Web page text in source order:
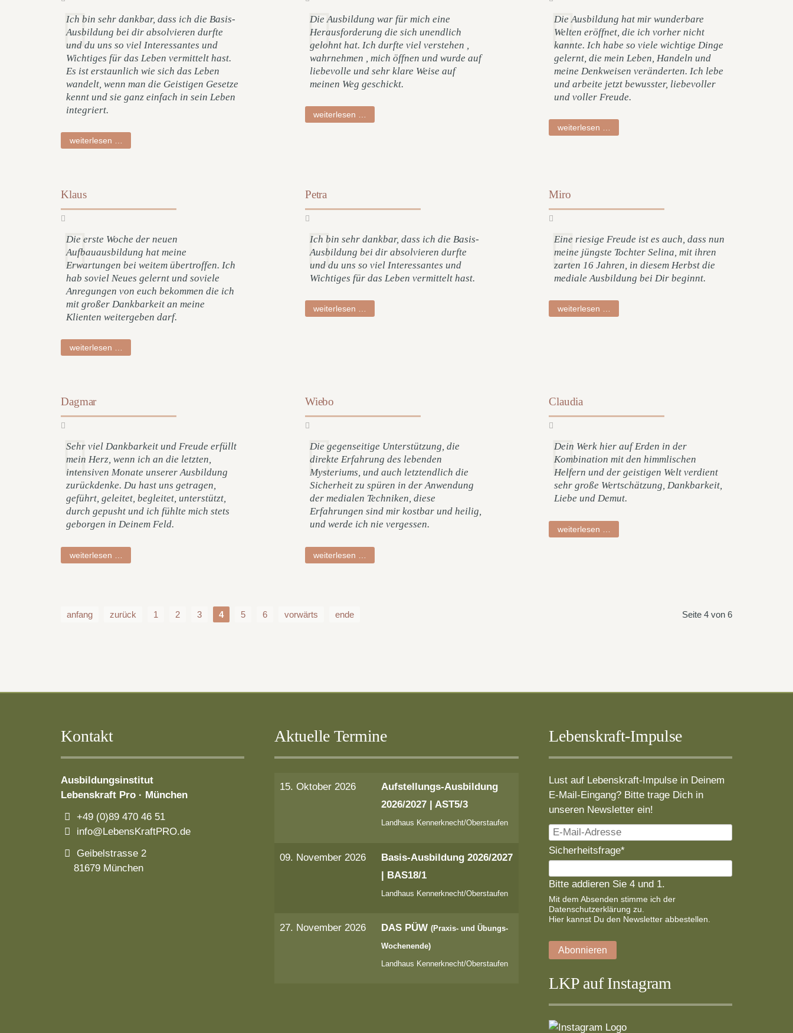
Ich bin sehr dankbar, dass ich die Basis-
Ausbildung bei dir absolvieren durfte
und du uns so viel Interessantes und
Wichtiges für das Leben vermittelt hast.
Es ist erstaunlich wie sich das Leben
wandelt, wenn man die Geistigen Gesetze
kennt und sie ganz einfach in sein Leben
integriert.
weiterlesen …
Die Ausbildung war für mich eine
Herausforderung die sich unendlich
gelohnt hat. Ich durfte viel verstehen ,
wahrnehmen , mich öffnen und wurde auf
liebevolle und sehr klare Weise auf
meinen Weg geschickt.
weiterlesen …
Die Ausbildung hat mir wunderbare
Welten eröffnet, die ich vorher nicht
kannte. Ich habe so viele wichtige Dinge
gelernt, die mein Leben, Handeln und
meine Denkweisen veränderten. Ich lebe
und arbeite jetzt bewusster, liebevoller
und voller Freude.
weiterlesen …
Klaus
Die erste Woche der neuen
Aufbauausbildung hat meine
Erwartungen bei weitem übertroffen. Ich
hab soviel Neues gelernt und soviele
Anregungen von euch bekommen die ich
mit großer Dankbarkeit an meine
Klienten weitergeben darf.
weiterlesen …
Petra
Ich bin sehr dankbar, dass ich die Basis-
Ausbildung bei dir absolvieren durfte
und du uns so viel Interessantes und
Wichtiges für das Leben vermittelt hast.
weiterlesen …
Miro
Eine riesige Freude ist es auch, dass nun
meine jüngste Tochter Selina, mit ihren
zarten 16 Jahren, in diesem Herbst die
mediale Ausbildung bei Dir beginnt.
weiterlesen …
Dagmar
Sehr viel Dankbarkeit und Freude erfüllt
mein Herz, wenn ich an die letzten,
intensiven Monate unserer Ausbildung
zurückdenke. Du hast uns getragen,
geführt, geleitet, begleitet, unterstützt,
durch gepusht und ich fühlte mich stets
geborgen in Deinem Feld.
weiterlesen …
Wiebo
Die gegenseitige Unterstützung, die
direkte Erfahrung des lebenden
Mysteriums, und auch letztendlich die
Sicherheit zu spüren in der Anwendung
der medialen Techniken, diese
Erfahrungen sind mir kostbar und heilig,
und werde ich nie vergessen.
weiterlesen …
Claudia
Dein Werk hier auf Erden in der
Kombination mit den himmlischen
Helfern und der geistigen Welt verdient
sehr große Wertschätzung, Dankbarkeit,
Liebe und Demut.
weiterlesen …
Seite 4 von 6
anfang zurück 1 2 3 4 5 6 vorwärts ende
Kontakt
Ausbildungsinstitut
Lebenskraft Pro · München
+49 (0)89 470 46 51
info@LebensKraftPRO.de
Geibelstrasse 2
81679 München
Aktuelle Termine
15. Oktober 2026
Aufstellungs-Ausbildung
2026/2027 | AST5/3
Landhaus Kennerknecht/Oberstaufen
09. November 2026
Basis-Ausbildung 2026/2027
| BAS18/1
Landhaus Kennerknecht/Oberstaufen
27. November 2026 DAS PÜW (Praxis- und Übungs-
Wochenende)
Landhaus Kennerknecht/Oberstaufen
Lebenskraft-Impulse
Lust auf Lebenskraft-Impulse in Deinem
E-Mail-Eingang? Bitte trage Dich in
unseren Newsletter ein!
E-
Mail-
Adresse
Pflichtfeld
Sicherheitsfrage*
Bitte addieren Sie 4 und 1.
Mit dem Absenden stimme ich der
Datenschutzerklärung zu.
Hier kannst Du den Newsletter abbestellen.
Abonnieren
LKP auf Instagram